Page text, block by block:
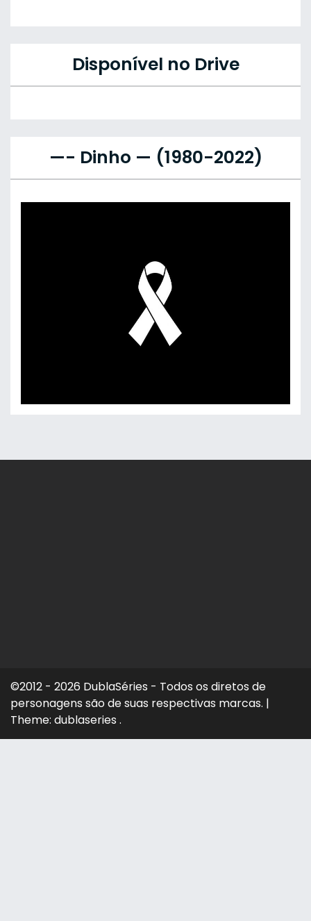
Disponível no Drive
—- Dinho — (1980-2022)
©2012 - 2026 DublaSéries - Todos os diretos de
personagens são de suas respectivas marcas. |
Theme: dublaseries .